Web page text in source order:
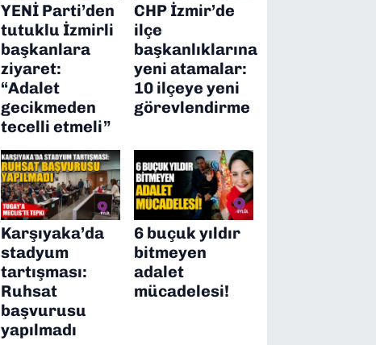
YENİ Parti’den
tutuklu İzmirli
başkanlara
ziyaret:
“Adalet
gecikmeden
tecelli etmeli”
CHP İzmir’de
ilçe
başkanlıklarına
yeni atamalar:
10 ilçeye yeni
görevlendirme
Karşıyaka’da
stadyum
tartışması:
Ruhsat
başvurusu
yapılmadı
6 buçuk yıldır
bitmeyen
adalet
mücadelesi!